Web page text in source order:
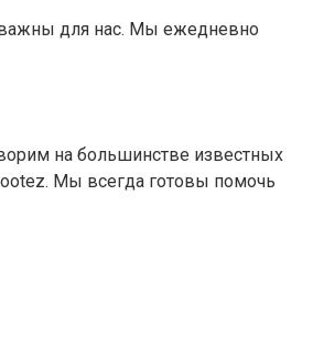
важны для нас. Мы ежедневно
на большинстве известных
Мы всегда готовы помочь